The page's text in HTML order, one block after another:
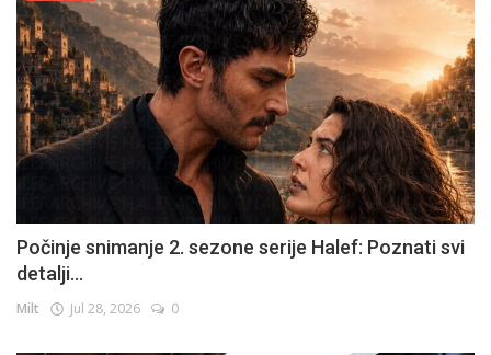
Počinje snimanje 2. sezone serije Halef: Poznati svi
detalji...
Milt Jul 28, 2026 0